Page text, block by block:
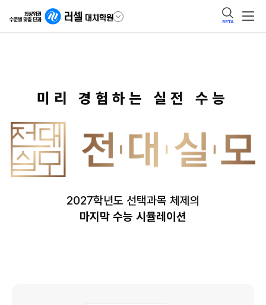
BETA
미리 경험하는 실전 수능
2027학년도 선택과목 체제의
마지막 수능 시뮬레이션